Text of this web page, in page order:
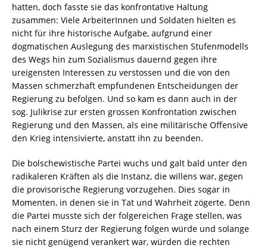
hatten, doch fasste sie das konfrontative Haltung
zusammen: Viele ArbeiterInnen und Soldaten hielten es
nicht für ihre historische Aufgabe, aufgrund einer
dogmatischen Auslegung des marxistischen Stufenmodells
des Wegs hin zum Sozialismus dauernd gegen ihre
ureigensten Interessen zu verstossen und die von den
Massen schmerzhaft empfundenen Entscheidungen der
Regierung zu befolgen. Und so kam es dann auch in der
sog. Julikrise zur ersten grossen Konfrontation zwischen
Regierung und den Massen, als eine militärische Offensive
den Krieg intensivierte, anstatt ihn zu beenden.
Die bolschewistische Partei wuchs und galt bald unter den
radikaleren Kräften als die Instanz, die willens war, gegen
die provisorische Regierung vorzugehen. Dies sogar in
Momenten, in denen sie in Tat und Wahrheit zögerte. Denn
die Partei musste sich der folgereichen Frage stellen, was
nach einem Sturz der Regierung folgen würde und solange
sie nicht genügend verankert war, würden die rechten